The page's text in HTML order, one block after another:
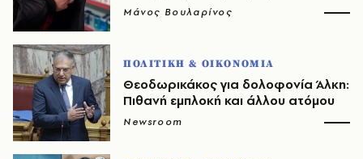
Μάνος Βουλαρίνος
ΠΟΛΙΤΙΚΗ & ΟΙΚΟΝΟΜΙΑ
Θεοδωρικάκος για δολοφονία Άλκη:
Πιθανή εμπλοκή και άλλου ατόμου
Newsroom